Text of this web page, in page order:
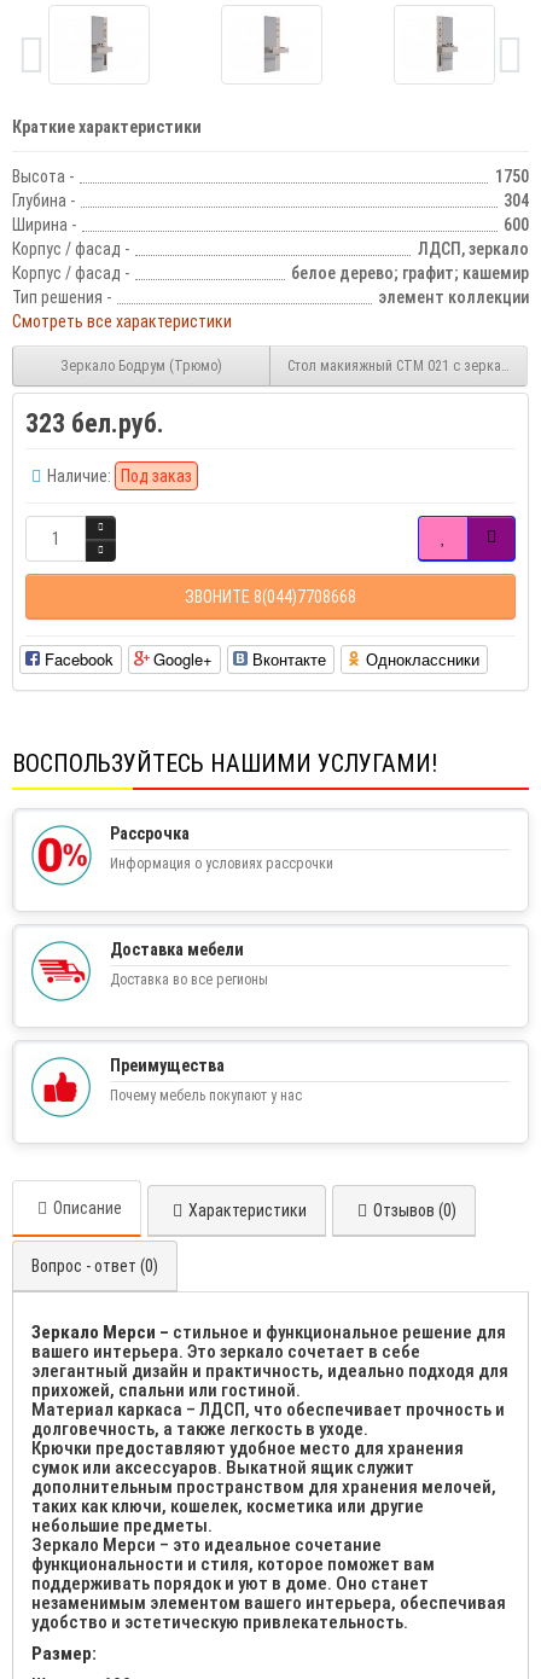
Краткие характеристики
Высота -
1750
Глубина -
304
Ширина -
600
Корпус / фасад -
ЛДСП, зеркало
Корпус / фасад -
белое дерево; графит; кашемир
Тип решения -
элемент коллекции
Смотреть все характеристики
Зеркало Бодрум (Трюмо) Стол макияжный СТМ 021 с зеркалом
323 бел.руб.
Наличие: Под заказ
ЗВОНИТЕ 8(044)7708668
Facebook Google+ Вконтакте Одноклассники
ВОСПОЛЬЗУЙТЕСЬ НАШИМИ УСЛУГАМИ!
Рассрочка
Информация о условиях рассрочки
Доставка мебели
Доставка во все регионы
Преимущества
Почему мебель покупают у нас
Описание Характеристики Отзывов (0)
Вопрос - ответ (0)
Зеркало Мерси – стильное и функциональное решение для
вашего интерьера. Это зеркало сочетает в себе
элегантный дизайн и практичность, идеально подходя для
прихожей, спальни или гостиной.
Материал каркаса – ЛДСП, что обеспечивает прочность и
долговечность, а также легкость в уходе.
Крючки предоставляют удобное место для хранения
сумок или аксессуаров. Выкатной ящик служит
дополнительным пространством для хранения мелочей,
таких как ключи, кошелек, косметика или другие
небольшие предметы.
Зеркало Мерси – это идеальное сочетание
функциональности и стиля, которое поможет вам
поддерживать порядок и уют в доме. Оно станет
незаменимым элементом вашего интерьера, обеспечивая
удобство и эстетическую привлекательность.
Размер: